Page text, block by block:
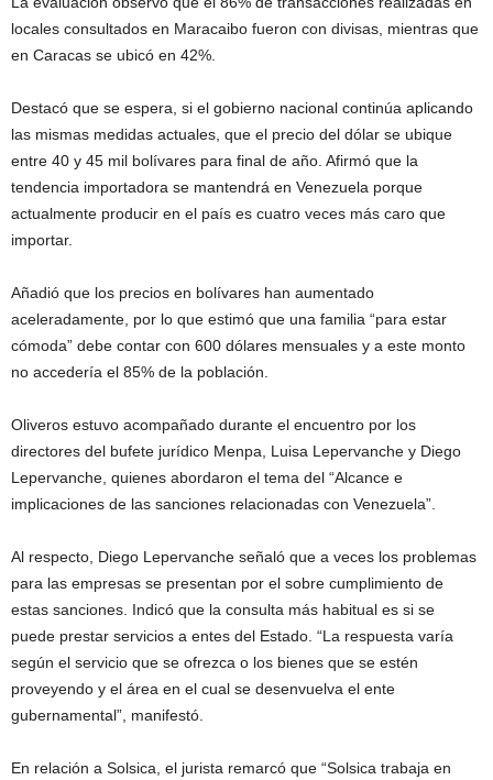
locales consultados en Maracaibo fueron con divisas, mientras que
en Caracas se ubicó en 42%.
Destacó que se espera, si el gobierno nacional continúa aplicando
las mismas medidas actuales, que el precio del dólar se ubique
entre 40 y 45 mil bolívares para final de año. Afirmó que la
tendencia importadora se mantendrá en Venezuela porque
actualmente producir en el país es cuatro veces más caro que
importar.
Añadió que los precios en bolívares han aumentado
aceleradamente, por lo que estimó que una familia “para estar
cómoda” debe contar con 600 dólares mensuales y a este monto
no accedería el 85% de la población.
Oliveros estuvo acompañado durante el encuentro por los
directores del bufete jurídico Menpa, Luisa Lepervanche y Diego
Lepervanche, quienes abordaron el tema del “Alcance e
implicaciones de las sanciones relacionadas con Venezuela”.
Al respecto, Diego Lepervanche señaló que a veces los problemas
para las empresas se presentan por el sobre cumplimiento de
estas sanciones. Indicó que la consulta más habitual es si se
puede prestar servicios a entes del Estado. “La respuesta varía
según el servicio que se ofrezca o los bienes que se estén
proveyendo y el área en el cual se desenvuelva el ente
gubernamental”, manifestó.
En relación a Solsica, el jurista remarcó que “Solsica trabaja en